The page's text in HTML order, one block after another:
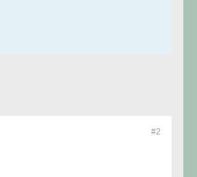
#2